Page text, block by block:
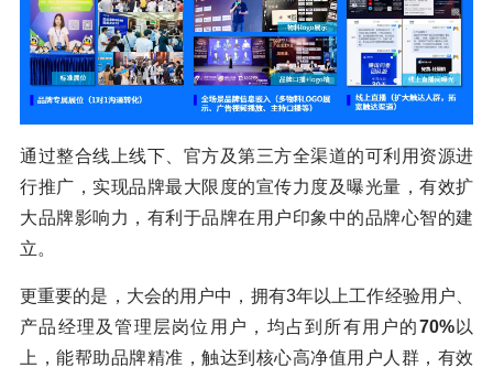
通过整合线上线下、官方及第三方全渠道的可利用资源进
行推广，实现品牌最大限度的宣传力度及曝光量，有效扩
大品牌影响力，有利于品牌在用户印象中的品牌心智的建
立。
更重要的是，大会的用户中，拥有3年以上工作经验用户、
产品经理及管理层岗位用户，均占到所有用户的70%以
上，能帮助品牌精准，触达到核心高净值用户人群，有效